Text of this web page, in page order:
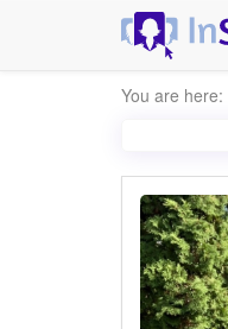
You are here: